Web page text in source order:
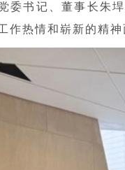
委书记、董事长朱
作热情和崭新的精